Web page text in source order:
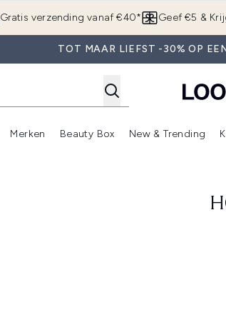
Gratis verzending vanaf €40* Geef €5 &
TOT MAAR LIEFST -30% OP
Enter submenu (Zomer)Enter submenu (Sale)
Merken
Enter submenu (Merken)
Beauty Box
Enter
New & Trending